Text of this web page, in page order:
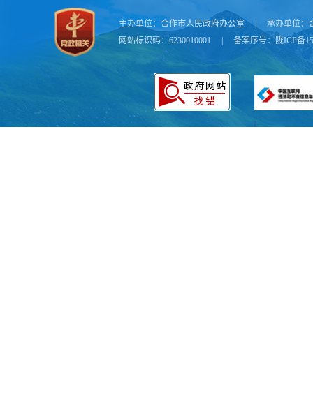
主办单位： 合作市人民政府办公室 承办单位：
网站标识码：6230010001
备案序号：陇ICP备